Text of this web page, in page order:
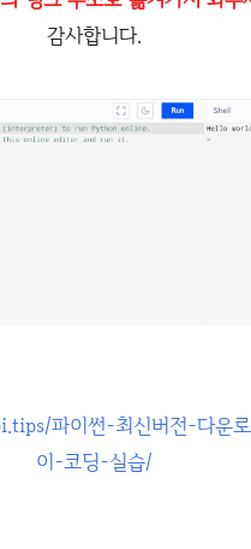
감사합니다.
파이썬-최신버전-다운
이-코딩-실습/